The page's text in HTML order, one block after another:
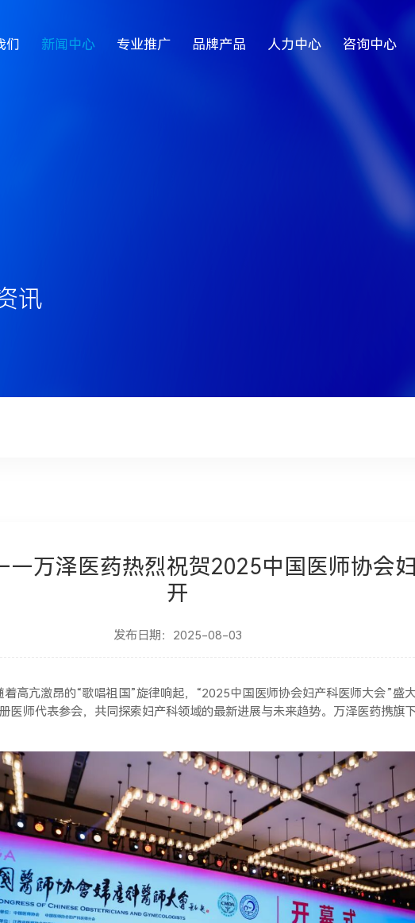
们 新闻中心 专业推广 品牌产品 人力中心 咨询中心
讯
万泽医药热烈祝贺2025中国医师协会
开
发布日期：2025-08-03
亢激昂的“歌唱祖国”旋律响起，“2025中国医师协会妇产科医师大会”盛
医师代表参会，共同探索妇产科领域的最新进展与未来趋势。万泽医药携旗